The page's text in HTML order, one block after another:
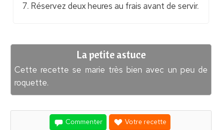
Réservez deux heures au frais avant de servir.
La petite astuce
Cette recette se marie très bien avec un peu de
roquette.
Commenter Votre recette